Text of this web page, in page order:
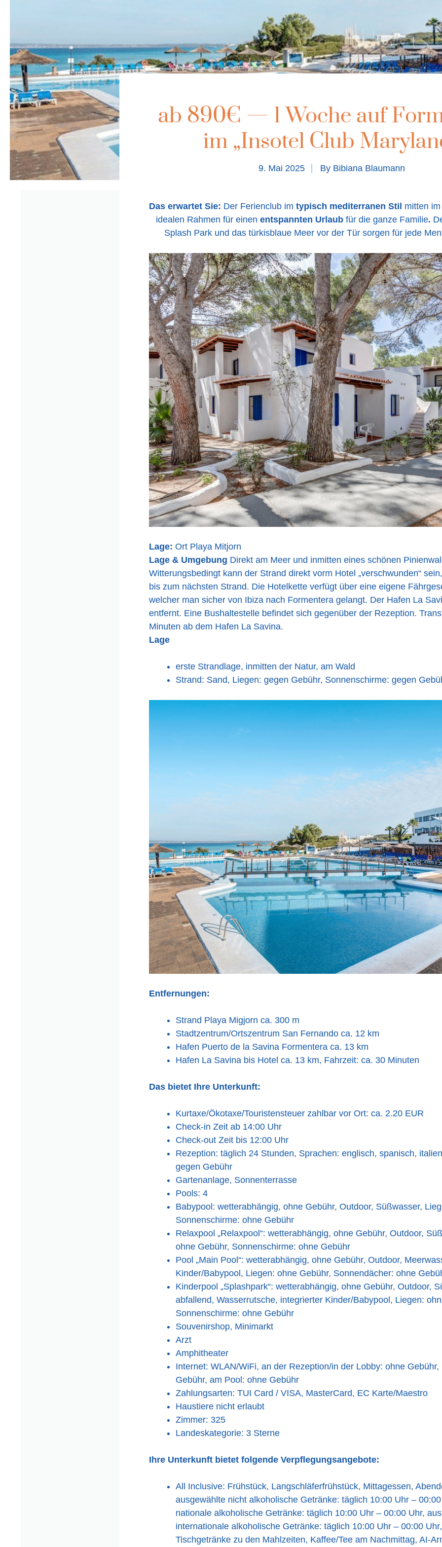
ab 890€ — 1 Woche auf
im „Insotel Club
9. Mai 2025 By Bibiana Blaumann
Das erwartet Sie: Der Ferienclub im typisch mediterranen Stil mitten
idealen Rahmen für einen entspannten Urlaubfür die ganze Familie.
Splash Park und das türkisblaue Meer vor der Tür sorgen für jede
Lage: Ort Playa Mitjorn
Lage & Umgebung Direkt am Meer und inmitten eines schönen
Witterungsbedingt kann der Strand direkt vorm Hotel „verschwunden“
bis zum nächsten Strand. Die Hotelkette verfügt über eine eigene
welcher man sicher von Ibiza nach Formentera gelangt. Der Hafen La
entfernt. Eine Bushaltestelle befindet sich gegenüber der Rezeption.
Minuten ab dem Hafen La Savina.
Lage
erste Strandlage, inmitten der Natur, am Wald
Strand: Sand, Liegen: gegen Gebühr, Sonnenschirme: gegen
Entfernungen:
Strand Playa Migjorn ca. 300 m
Stadtzentrum/Ortszentrum San Fernando ca. 12 km
Hafen Puerto de la Savina Formentera ca. 13 km
Hafen La Savina bis Hotel ca. 13 km, Fahrzeit: ca. 30 Minuten
Das bietet Ihre Unterkunft:
Kurtaxe/Ökotaxe/Touristensteuer zahlbar vor Ort: ca. 2.20 EUR
Check-in Zeit ab 14:00 Uhr
Check-out Zeit bis 12:00 Uhr
Rezeption: täglich 24 Stunden, Sprachen: englisch, spanisch,
gegen Gebühr
Gartenanlage, Sonnenterrasse
Pools: 4
Babypool: wetterabhängig, ohne Gebühr, Outdoor, Süßwasser,
Sonnenschirme: ohne Gebühr
Relaxpool „Relaxpool“: wetterabhängig, ohne Gebühr, Outdoor,
ohne Gebühr, Sonnenschirme: ohne Gebühr
Pool „Main Pool“: wetterabhängig, ohne Gebühr, Outdoor,
Kinder/Babypool, Liegen: ohne Gebühr, Sonnendächer: ohne
Kinderpool „Splashpark“: wetterabhängig, ohne Gebühr, Outdoor,
abfallend, Wasserrutsche, integrierter Kinder/Babypool, Liegen:
Sonnenschirme: ohne Gebühr
Souvenirshop, Minimarkt
Arzt
Amphitheater
Internet: WLAN/WiFi, an der Rezeption/in der Lobby: ohne
Gebühr, am Pool: ohne Gebühr
Zahlungsarten: TUI Card / VISA, MasterCard, EC Karte/Maestro
Haustiere nicht erlaubt
Zimmer: 325
Landeskategorie: 3 Sterne
Ihre Unterkunft bietet folgende Verpflegungsangebote:
All Inclusive: Frühstück, Langschläferfrühstück, Mittagessen,
ausgewählte nicht alkoholische Getränke: täglich 10:00 Uhr –
nationale alkoholische Getränke: täglich 10:00 Uhr – 00:00 Uhr,
internationale alkoholische Getränke: täglich 10:00 Uhr – 00:00
Tischgetränke zu den Mahlzeiten, Kaffee/Tee am Nachmittag, AI-